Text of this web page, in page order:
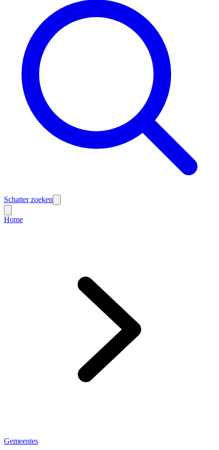
Schatter zoeken
Home
Gemeentes